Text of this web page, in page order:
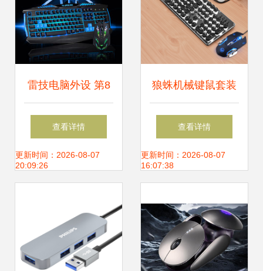
雷技电脑外设 第8
页精选，促销批发
两相宜
查看详情
更新时间：2026-08-07
20:09:26
狼蛛机械键鼠套装
评测 复古朋克风下
的电竞实力派
查看详情
更新时间：2026-08-07
16:07:38